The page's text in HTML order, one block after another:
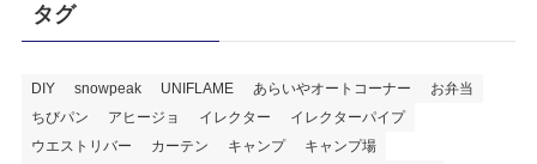
タグ
DIY snowpeak UNIFLAME あらいやオートコーナー
お弁当
ちびパン
アヒージョ イレクター
イレクターパイプ
ウエストリバー
カーテン キャンプ
キャンプ場